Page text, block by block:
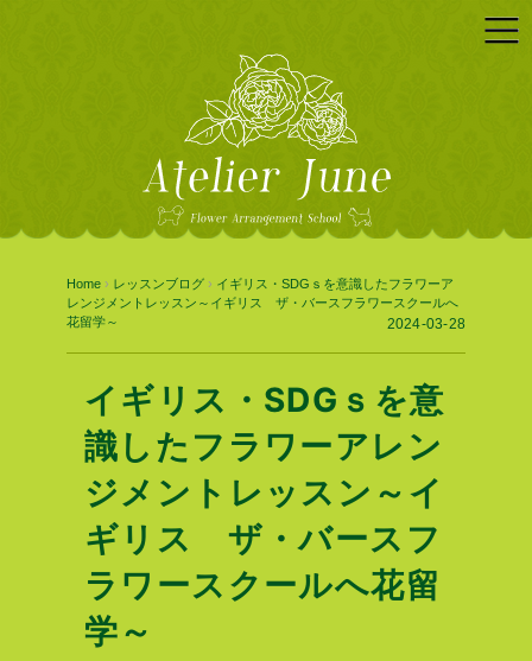
Home › レッスンブログ › イギリス・SDGｓを意識したフラワーア
レンジメントレッスン～イギリス ザ・バースフラワースクールへ
花留学～
2024-03-28
イギリス・SDGｓを意
識したフラワーアレン
ジメントレッスン～イ
ギリス ザ・バースフ
ラワースクールへ花留
学～